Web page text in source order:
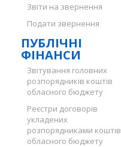
Звіти на звернення
Подати звернення
ПУБЛІЧНІ
ФІНАНСИ
Звітування головних
розпорядників коштів
обласного бюджету
Реєстри договорів
укладених
розпорядниками коштів
обласного бюджету